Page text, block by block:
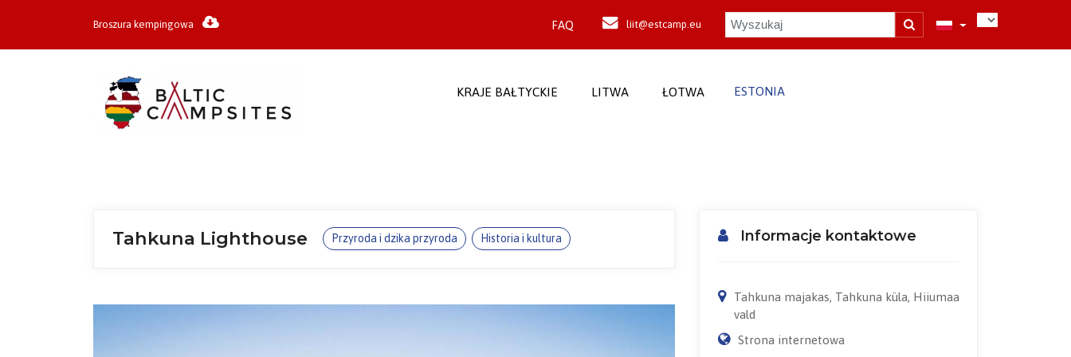
Broszura kempingowa FAQ liit@estcamp.eu
KRAJE BAŁTYCKIE LITWA ŁOTWA ESTONIA
Tahkuna Lighthouse Przyroda i dzika przyroda Historia i kultura Informacje kontaktowe
Tahkuna majakas, Tahkuna küla, Hiiumaa
vald
Strona internetowa